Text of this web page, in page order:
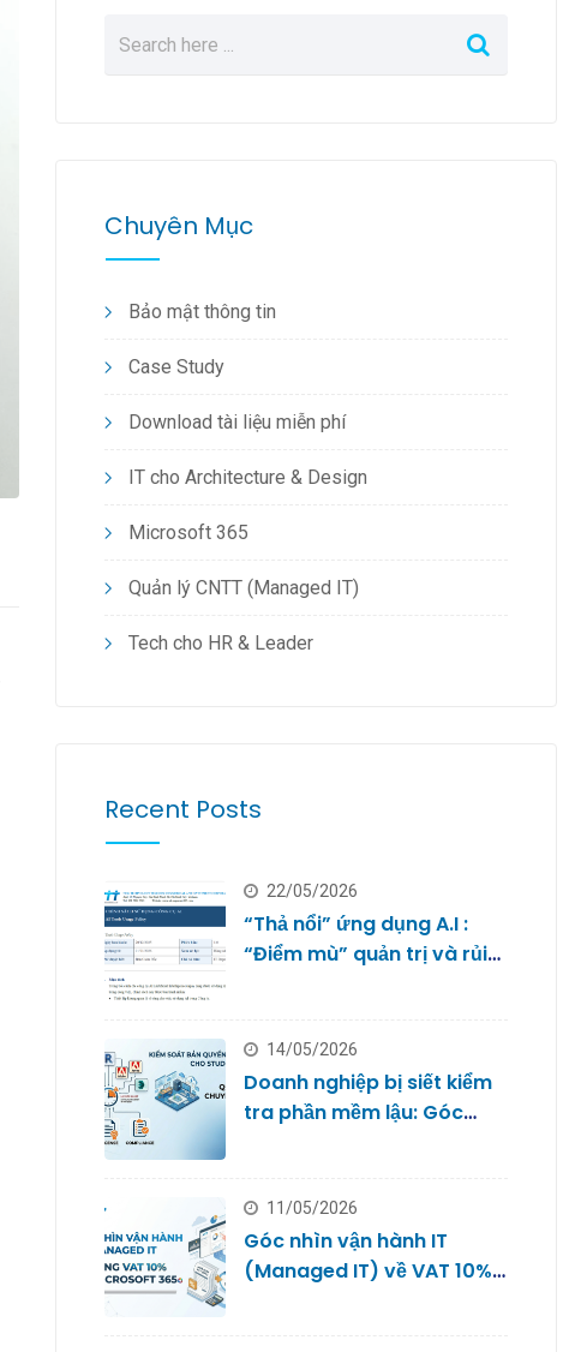
Chuyên Mục
Bảo mật thông tin
Case Study
Download tài liệu miễn phí
IT cho Architecture & Design
Microsoft 365
Quản lý CNTT (Managed IT)
Tech cho HR & Leader
Recent Posts
22/05/2026
“Thả nổi” ứng dụng A.I :
“Điểm mù” quản trị và rủi
14/05/2026
Doanh nghiệp bị siết kiểm
tra phần mềm lậu: Góc
11/05/2026
Góc nhìn vận hành IT
(Managed IT) về VAT 10%